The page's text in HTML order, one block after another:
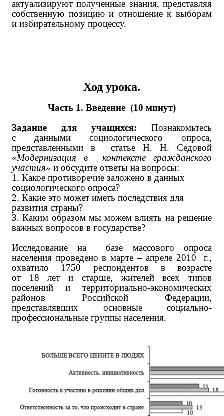
актуализируют полученные знания, представляя
собственную позицию и отношение к выборам
и избирательному процессу.
Ход урока.
Часть 1. Введение (10 минут)
Задание для учащихся: Познакомьтесь
с данными социологического опроса,
представленными в статье Н. Н. Седовой
«Модернизация в контексте гражданского
участия» и обсудите ответы на вопросы:
1. Какое противоречие заложено в данных
социологического опроса?
2. Какие это может иметь последствия для
развития страны?
3. Каким образом мы можем влиять на решение
важных вопросов в государстве?
Исследование на базе массового опроса
населения проведено в марте – апреле 2010 г.,
охватило 1750 респондентов в возрасте
от 18 лет и старше, жителей всех типов
поселений и территориально-экономических
районов Российской Федерации,
представлявших основные социально-
профессиональные группы населения.